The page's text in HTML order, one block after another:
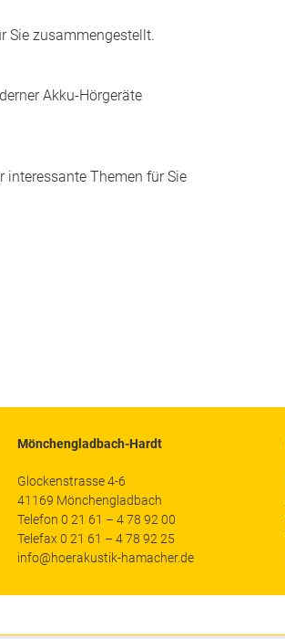
Sie zusammengestellt.
Akku-Hörgeräte
interessante Themen für Sie
Mönchengladbach-Hardt
Glockenstrasse 4-6
41169 Mönchengladbach
Telefon 0 21 61 – 4 78 92 00
Telefax 0 21 61 – 4 78 92 25
info@hoerakustik-hamacher.de